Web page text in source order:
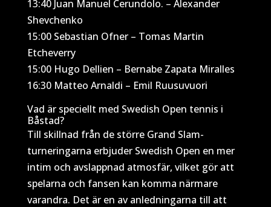
13:40 Juan Manuel Cerundolo. – Alexander
Shevchenko
15:00 Sebastian Ofner – Tomas Martin
Etcheverry
15:00 Hugo Dellien – Bernabe Zapata Miralles
16:30 Matteo Arnaldi – Emil Ruusuvuori
Vad är speciellt med Swedish Open tennis i
Båstad?
Till skillnad från de större Grand Slam-
turneringarna erbjuder Swedish Open en mer
intim och avslappnad atmosfär, vilket gör att
spelarna och fansen kan komma närmare
varandra. Det är en av anledningarna till att